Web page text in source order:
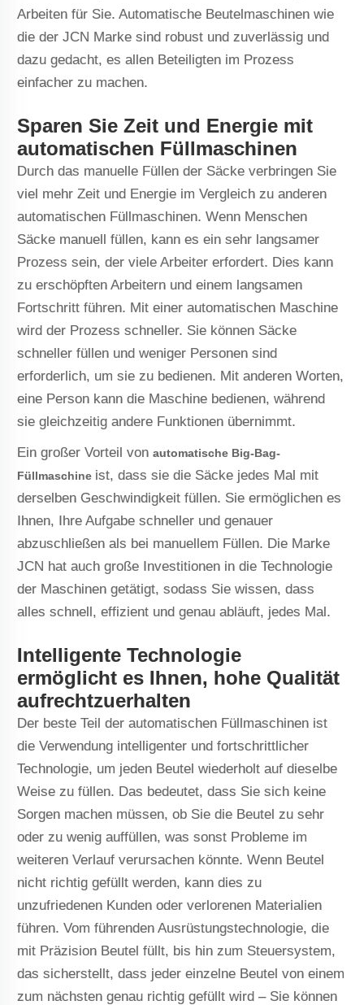
Arbeiten für Sie. Automatische Beutelmaschinen wie
die der JCN Marke sind robust und zuverlässig und
dazu gedacht, es allen Beteiligten im Prozess
einfacher zu machen.
Sparen Sie Zeit und Energie mit
automatischen Füllmaschinen
Durch das manuelle Füllen der Säcke verbringen Sie
viel mehr Zeit und Energie im Vergleich zu anderen
automatischen Füllmaschinen. Wenn Menschen
Säcke manuell füllen, kann es ein sehr langsamer
Prozess sein, der viele Arbeiter erfordert. Dies kann
zu erschöpften Arbeitern und einem langsamen
Fortschritt führen. Mit einer automatischen Maschine
wird der Prozess schneller. Sie können Säcke
schneller füllen und weniger Personen sind
erforderlich, um sie zu bedienen. Mit anderen Worten,
eine Person kann die Maschine bedienen, während
sie gleichzeitig andere Funktionen übernimmt.
Ein großer Vorteil vonautomatische Big-Bag-
Füllmaschine ist, dass sie die Säcke jedes Mal mit
derselben Geschwindigkeit füllen. Sie ermöglichen es
Ihnen, Ihre Aufgabe schneller und genauer
abzuschließen als bei manuellem Füllen. Die Marke
JCN hat auch große Investitionen in die Technologie
der Maschinen getätigt, sodass Sie wissen, dass
alles schnell, effizient und genau abläuft, jedes Mal.
Intelligente Technologie
ermöglicht es Ihnen, hohe Qualität
aufrechtzuerhalten
Der beste Teil der automatischen Füllmaschinen ist
die Verwendung intelligenter und fortschrittlicher
Technologie, um jeden Beutel wiederholt auf dieselbe
Weise zu füllen. Das bedeutet, dass Sie sich keine
Sorgen machen müssen, ob Sie die Beutel zu sehr
oder zu wenig auffüllen, was sonst Probleme im
weiteren Verlauf verursachen könnte. Wenn Beutel
nicht richtig gefüllt werden, kann dies zu
unzufriedenen Kunden oder verlorenen Materialien
führen. Vom führenden Ausrüstungstechnologie, die
mit Präzision Beutel füllt, bis hin zum Steuersystem,
das sicherstellt, dass jeder einzelne Beutel von einem
zum nächsten genau richtig gefüllt wird – Sie können